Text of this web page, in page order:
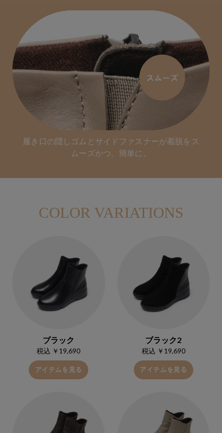
履き口の隠しゴムとサイドファスナーが着脱をス
ムーズかつ、簡単に。
COLOR VARIATIONS
ブラック
税込 ￥19,690
アイテムを見る
ブラック2
税込 ￥19,690
アイテムを見る